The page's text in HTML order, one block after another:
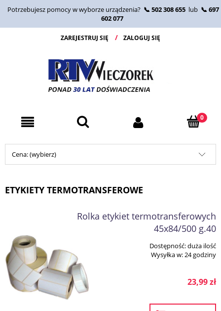
Potrzebujesz pomocy w wyborze urządzenia? 📞 502 308 655 lub 📞 697
602 077
ZAREJESTRUJ SIĘ ZALOGUJ SIĘ
Cena: (wybierz)
ETYKIETY TERMOTRANSFEROWE
Rolka etykiet termotransferowych
45x84/500 g.40
Dostępność:duża ilość
Wysyłka w:24 godziny
23,99 zł